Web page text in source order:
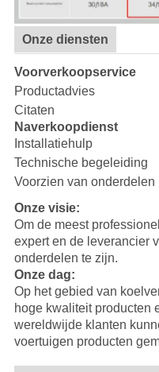
Onze diensten
Voorverkoopservice
Productadvies
Citaten
Naverkoopdienst
Installatiehulp
Technische begeleiding
Voorzien van onderdelen
Onze visie:
Om de meest
expert en de leverancier
onderdelen te zijn.
Onze dag:
Op het gebied van
hoge kwaliteit producten
wereldwijde klanten
voertuigen producten